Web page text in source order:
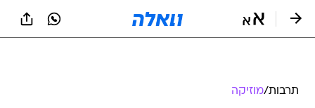
תרבות/מוזיקה